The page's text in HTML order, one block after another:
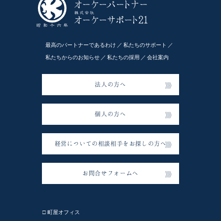
最高のパートナーであるわけ 私たちのサポート
私たちからのお知らせ 私たちの採用 会社案内
法人の方へ
個人の方へ
経営についての相談相手をお探しの方へ
お問合せフォームへ
□ 町屋オフィス